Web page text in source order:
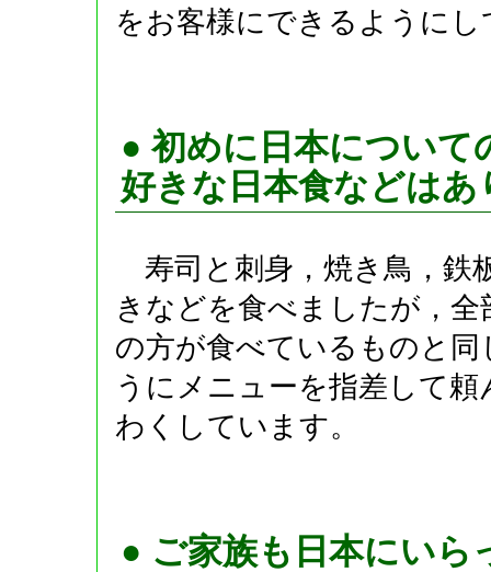
をお客様にできるように
● 初めに日本について
好きな日本食などはあ
寿司と刺身，焼き鳥，鉄
きなどを食べましたが，
の方が食べているものと
うにメニューを指差して
わくしています。
● ご家族も日本にいら